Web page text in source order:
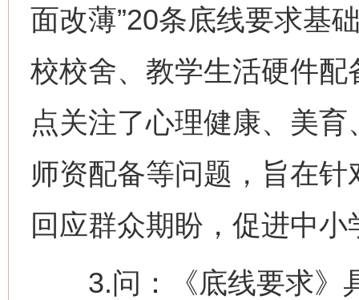
面改薄”20条底线要求基
校校舍、教学生活硬件
点关注了心理健康、美
师资配备等问题，旨在
回应群众期盼，促进中
3.问：《底线要求》